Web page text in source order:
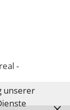
-
unserer